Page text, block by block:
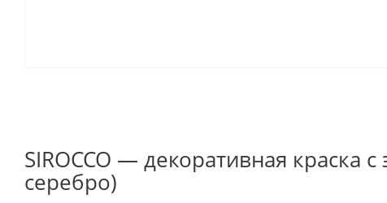
SIROCCO — декоративная краска
серебро)